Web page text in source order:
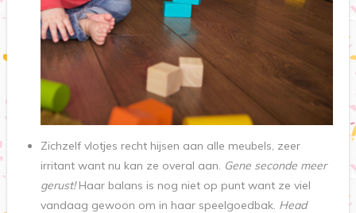
Zichzelf vlotjes recht hijsen aan alle meubels, zeer
irritant want nu kan ze overal aan. Gene seconde meer
gerust!Haar balans is nog niet op punt want ze viel
vandaag gewoon om in haar speelgoedbak. Head